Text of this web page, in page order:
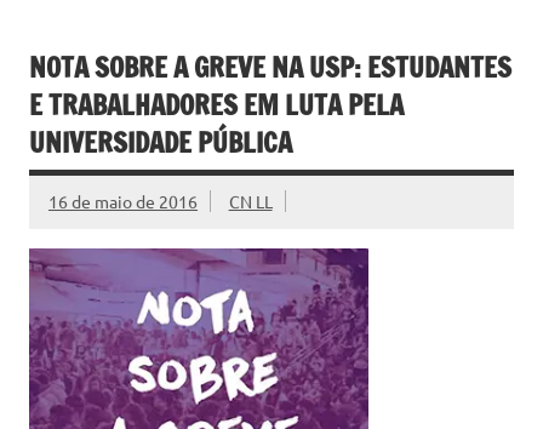
NOTA SOBRE A GREVE NA USP: ESTUDANTES
E TRABALHADORES EM LUTA PELA
UNIVERSIDADE PÚBLICA
16 de maio de 2016 CN LL